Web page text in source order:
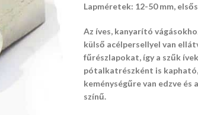
Lapméretek: 12-50 mm,
Az íves, kanyarító
külső acélpersellyel van
fűrészlapokat, így a szűk
pótalkatrészként is kapható,
keménységűre van edzve
színű.